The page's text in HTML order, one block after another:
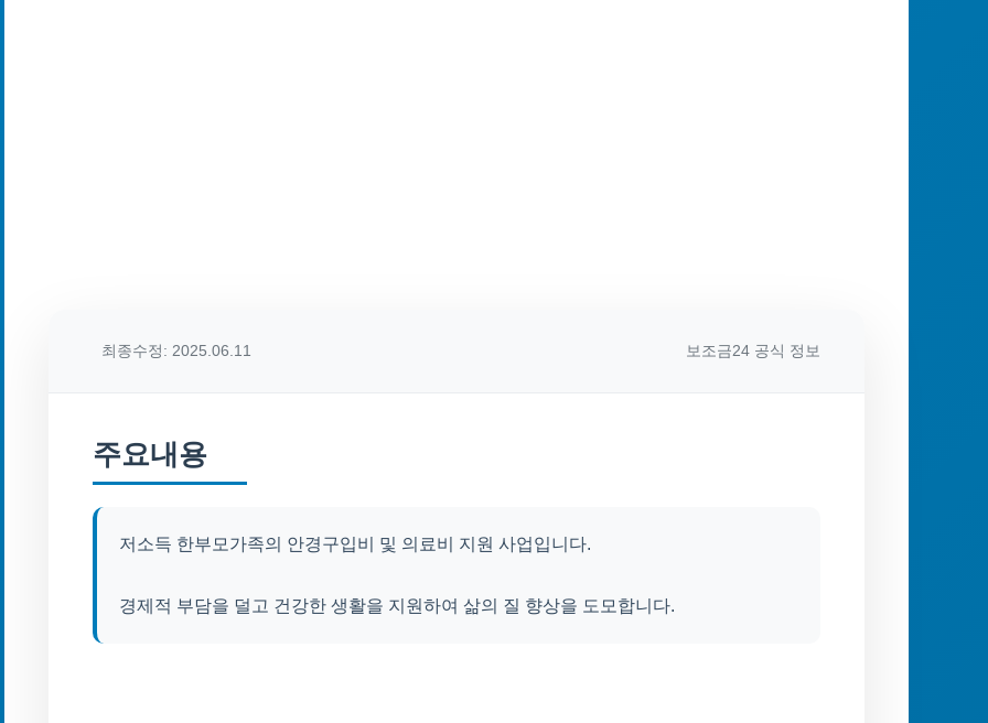
최종수정: 2025.06.11 보조금24 공식 정보
주요내용
저소득 한부모가족의 안경구입비 및 의료비 지원 사업입니다.
경제적 부담을 덜고 건강한 생활을 지원하여 삶의 질 향상을 도모합니다.